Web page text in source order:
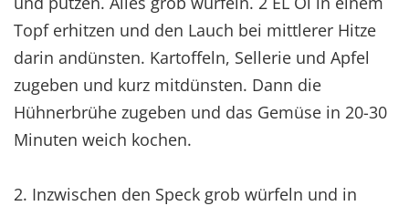
Topf erhitzen und den Lauch bei mittlerer Hitze
darin andünsten. Kartoffeln, Sellerie und Apfel
zugeben und kurz mitdünsten. Dann die
Hühnerbrühe zugeben und das Gemüse in 20-30
Minuten weich kochen.
2. Inzwischen den Speck grob würfeln und in